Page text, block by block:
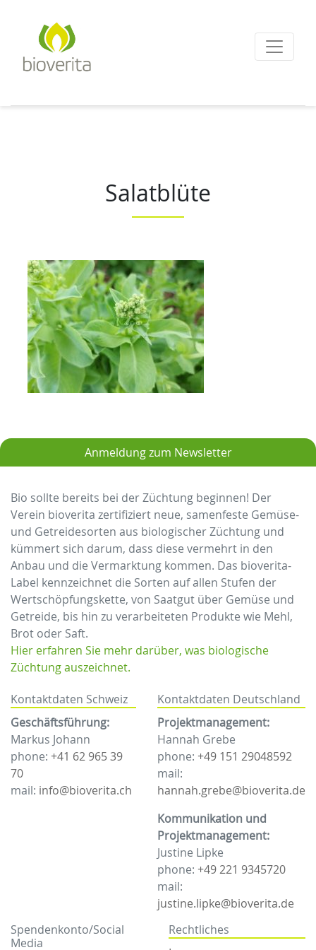
Von der Züchtung bis
Salatblüte
Anmeldung zum Newsletter
Bio sollte bereits bei der Züchtung beginnen! Der
Verein bioverita zertifiziert neue, samenfeste Gemüse-
und Getreidesorten aus biologischer Züchtung und
kümmert sich darum, dass diese vermehrt in den
Anbau und die Vermarktung kommen. Das bioverita-
Label kennzeichnet die Sorten auf allen Stufen der
Wertschöpfungskette, von Saatgut über Gemüse und
Getreide, bis hin zu verarbeiteten Produkte wie Mehl,
Brot oder Saft.
Hier erfahren Sie mehr darüber, was biologische
Züchtung auszeichnet.
Kontaktdaten Schweiz
Geschäftsführung:
Markus Johann
phone: +41 62 965 39
70
mail: info@bioverita.ch
Kontaktdaten Deutschland
Projektmanagement:
Hannah Grebe
phone: +49 151 29048592
mail:
hannah.grebe@bioverita.de
Kommunikation und
Projektmanagement:
Justine Lipke
phone: +49 221 9345720
mail:
justine.lipke@bioverita.de
Spendenkonto/Social
Media
Rechtliches